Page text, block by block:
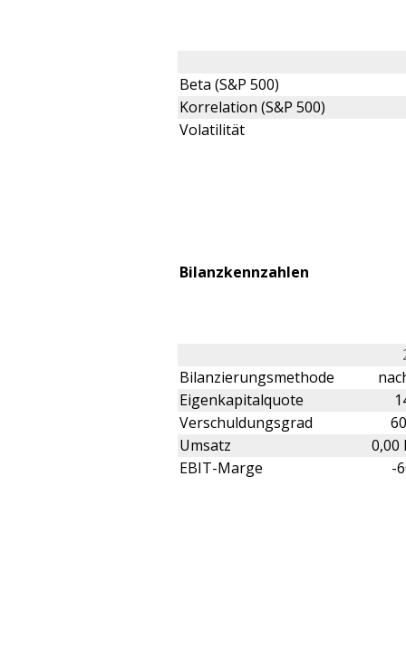
Beta (S&P 500)
Korrelation (S&P 500)
Volatilität
Bilanzkennzahlen
Bilanzierungsmethode
Eigenkapitalquote
Verschuldungsgrad
Umsatz
0,00
EBIT-Marge
-